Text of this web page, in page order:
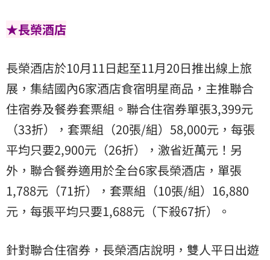
★長榮酒店
長榮酒店於10月11日起至11月20日推出線上旅
展，集結國內6家酒店食宿明星商品，主推聯合
住宿券及餐券套票組。聯合住宿券單張3,399元
（33折），套票組（20張/組）58,000元，每張
平均只要2,900元（26折），激省近萬元！另
外，聯合餐券適用於全台6家長榮酒店，單張
1,788元（71折），套票組（10張/組）16,880
元，每張平均只要1,688元（下殺67折）。
針對聯合住宿券，長榮酒店說明，雙人平日出遊